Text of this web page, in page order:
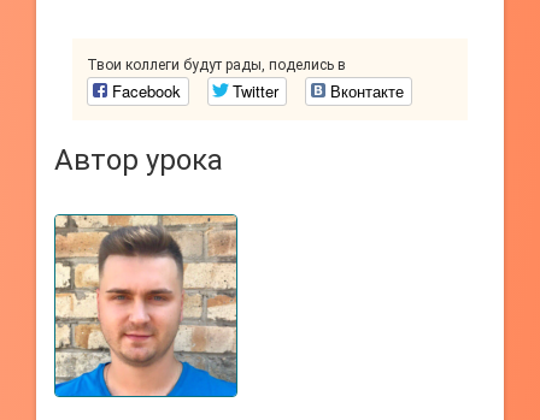
Твои коллеги будут рады, поделись в
Facebook Twitter Вконтакте
Автор урока